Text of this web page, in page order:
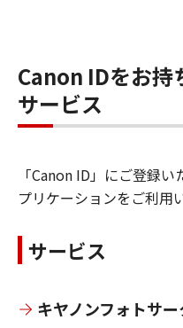
Canon IDをお持
サービス
「Canon ID」にご登録
プリケーションをご利用
サービス
キヤノンフォトサー